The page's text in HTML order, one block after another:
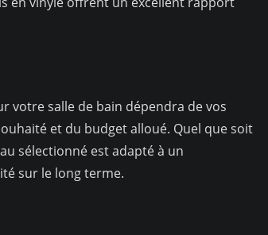
votre salle de bain dépendra de vos
et du budget alloué. Quel que soit
sélectionné est adapté à un
sur le long terme.